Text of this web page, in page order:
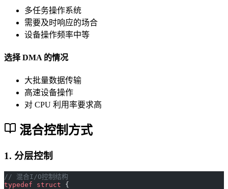
多任务操作系统
需要及时响应的场合
设备操作频率中等
选择 DMA 的情况
大批量数据传输
高速设备操作
对 CPU 利用率要求高
混合控制方式
1. 分层控制
// 混合I/O控制结构
typedef struct {